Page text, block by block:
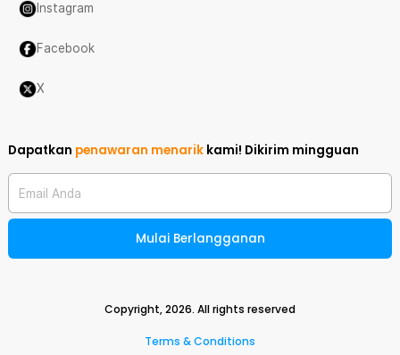
Instagram
Facebook
X
Dapatkan penawaran menarik kami! Dikirim mingguan
Email Anda
Mulai Berlangganan
Copyright,2026. All rights reserved
Terms & Conditions